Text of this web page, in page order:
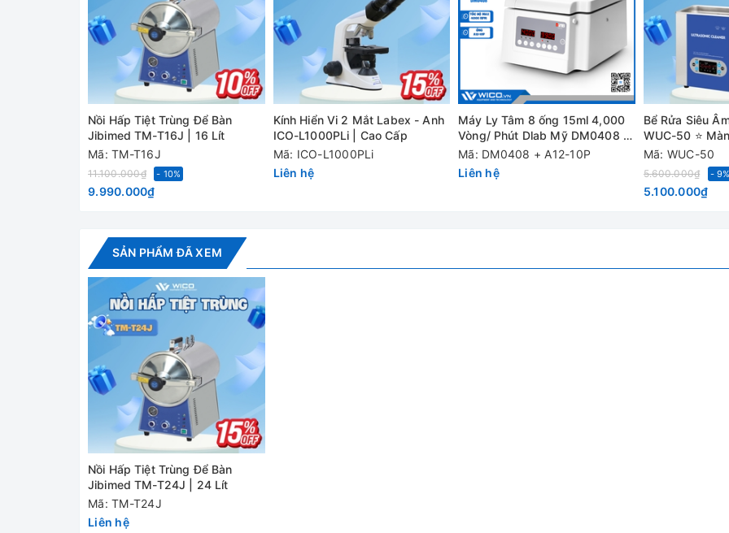
Thông số kỹ thuật
Model
Dung tích 24 lít
Buồng hấp Ø270 x 410 mm
Áp suất làm việc 0.22 Mpa
Nhiệt độ làm
Nồi Hấp Tiệt Trùng Để Bàn
Jibimed TM-T16J | 16 Lít
Mã: TM-T16J
11.100.000₫ - 10%
9.990.000₫
Kính Hiển Vi 2 Mắt Labex - Anh
ICO-L1000PLi | Cao Cấp
Mã: ICO-L1000PLi
Liên hệ
Máy Ly Tâm 8 ống 15ml 4,000
Vòng/ Phút Dlab Mỹ DM0408 |
A12-10P
Mã: DM0408 + A12-10P
Liên hệ
Bể Rửa Siêu
WUC-50 ⭐
Mã: WUC-50
5.600.000₫ - 9%
5.100.000₫
SẢN PHẨM ĐÃ XEM
Nồi Hấp Tiệt Trùng Để Bàn
Jibimed TM-T24J | 24 Lít
Mã: TM-T24J
Liên hệ